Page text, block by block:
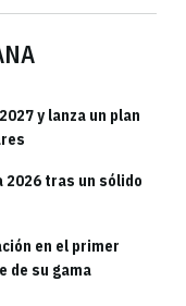
y lanza un plan
2026 tras un sólido
en el primer
de su gama